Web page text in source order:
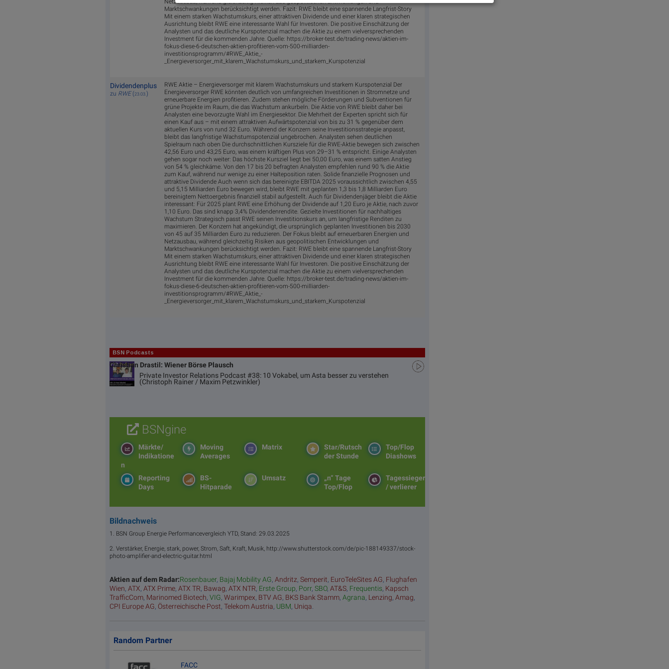
Netzausbau, während gleichzeitig Risiken aus geopolitischen Entwicklungen und
Marktschwankungen berücksichtigt werden. Fazit: RWE bleibt eine spannende Langfrist-Story
Mit einem starken Wachstumskurs, einer attraktiven Dividende und einer klaren strategischen
Ausrichtung bleibt RWE eine interessante Wahl für Investoren. Die positive Einschätzung der
Analysten und das deutliche Kurspotenzial machen die Aktie zu einem vielversprechenden
Investment für die kommenden Jahre. Quelle: https://broker-test.de/trading-news/aktien-im-
fokus-diese-6-deutschen-aktien-profitieren-vom-500-milliarden-
investitionsprogramm/#RWE_Aktie_-
_Energieversorger_mit_klarem_Wachstumskurs_und_starkem_Kurspotenzial
Dividendenplus
zu RWE(23.03.)
RWE Aktie – Energieversorger mit klarem Wachstumskurs und starkem Kurspotenzial Der
Energieversorger RWE könnten deutlich von umfangreichen Investitionen in Stromnetze und
erneuerbare Energien profitieren. Zudem stehen mögliche Förderungen und Subventionen für
grüne Projekte im Raum, die das Wachstum ankurbeln. Die Aktie von RWE bleibt daher bei
Analysten eine bevorzugte Wahl im Energiesektor. Die Mehrheit der Experten spricht sich für
einen Kauf aus – mit einem attraktiven Aufwärtspotenzial von bis zu 31 % gegenüber dem
aktuellen Kurs von rund 32 Euro. Während der Konzern seine Investitionsstrategie anpasst,
bleibt das langfristige Wachstumspotenzial ungebrochen. Analysten sehen deutlichen
Spielraum nach oben Die durchschnittlichen Kursziele für die RWE-Aktie bewegen sich zwischen
42,56 Euro und 43,25 Euro, was einem kräftigen Plus von 29–31 % entspricht. Einige Analysten
gehen sogar noch weiter: Das höchste Kursziel liegt bei 50,00 Euro, was einem satten Anstieg
von 54 % gleichkäme. Von den 17 bis 20 befragten Analysten empfehlen rund 90 % die Aktie
zum Kauf, während nur wenige zu einer Halteposition raten. Solide finanzielle Prognosen und
attraktive Dividende Auch wenn sich das bereinigte EBITDA 2025 voraussichtlich zwischen 4,55
und 5,15 Milliarden Euro bewegen wird, bleibt RWE mit geplanten 1,3 bis 1,8 Milliarden Euro
bereinigtem Nettoergebnis finanziell stabil aufgestellt. Auch für Dividendenjäger bleibt die Aktie
interessant: Für 2025 plant RWE eine Erhöhung der Dividende auf 1,20 Euro je Aktie, nach zuvor
1,10 Euro. Das sind knapp 3,4% Dividendenrendite. Gezielte Investitionen für nachhaltiges
Wachstum Strategisch passt RWE seinen Investitionskurs an, um langfristige Renditen zu
maximieren. Der Konzern hat angekündigt, die ursprünglich geplanten Investitionen bis 2030
von 45 auf 35 Milliarden Euro zu reduzieren. Der Fokus bleibt auf erneuerbaren Energien und
Netzausbau, während gleichzeitig Risiken aus geopolitischen Entwicklungen und
Marktschwankungen berücksichtigt werden. Fazit: RWE bleibt eine spannende Langfrist-Story
Mit einem starken Wachstumskurs, einer attraktiven Dividende und einer klaren strategischen
Ausrichtung bleibt RWE eine interessante Wahl für Investoren. Die positive Einschätzung der
Analysten und das deutliche Kurspotenzial machen die Aktie zu einem vielversprechenden
Investment für die kommenden Jahre. Quelle: https://broker-test.de/trading-news/aktien-im-
fokus-diese-6-deutschen-aktien-profitieren-vom-500-milliarden-
investitionsprogramm/#RWE_Aktie_-
_Energieversorger_mit_klarem_Wachstumskurs_und_starkem_Kurspotenzial
BSN Podcasts
Christian Drastil: Wiener Börse Plausch
Private Investor Relations Podcast #38: 10 Vokabel, um Asta besser zu verstehen
(Christoph Rainer / Maxim Petzwinkler)
BSNgine
Top/Flop
Diashows
Star/Rutsch
der Stunde
Matrix
Moving
Averages
Märkte/
Indikatione
n
Tagessieger
/ verlierer
„n“ Tage
Top/Flop
Umsatz
BS-
Hitparade
Reporting
Days
Bildnachweis
1. BSN Group Energie Performancevergleich YTD, Stand: 29.03.2025
2. Verstärker, Energie, stark, power, Strom, Saft, Kraft, Musik, http://www.shutterstock.com/de/pic-188149337/stock-
photo-amplifier-and-electric-guitar.html
Aktien auf dem Radar:Rosenbauer, Bajaj Mobility AG, Andritz, Semperit, EuroTeleSites AG, Flughafen
Wien, ATX, ATX Prime, ATX TR, Bawag, ATX NTR, Erste Group, Porr, SBO, AT&S, Frequentis, Kapsch
TrafficCom, Marinomed Biotech, VIG, Warimpex, BTV AG, BKS Bank Stamm, Agrana, Lenzing, Amag,
CPI Europe AG, Österreichische Post, Telekom Austria, UBM, Uniqa
Random Partner
FACC